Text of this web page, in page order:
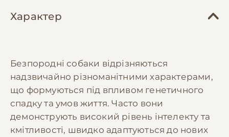
Характер
Безпородні собаки відрізняються
надзвичайно різноманітними характерами,
що формуються під впливом генетичного
спадку та умов життя. Часто вони
демонструють високий рівень інтелекту та
кмітливості, швидко адаптуються до нових